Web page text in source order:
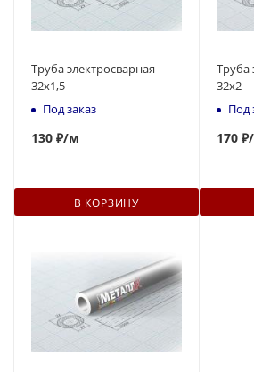
Труба электросварная
32x1,5
Под заказ
130 ₽/м
В КОРЗИНУ
Труба
32x2
Под
170 ₽